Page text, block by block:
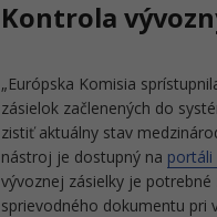
Kontrola
„Európska Komisia
zásielok začlenených do
zistiť aktuálny stav
nástroj je dostupný na portáli
vývoznej zásielky je
sprievodného dokumentu pri